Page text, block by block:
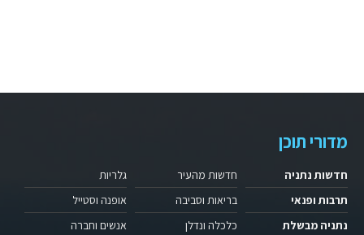
מדורי תוכן
חדשות נתניה
תרבות ופנאי
נתניה מבשלת
חדשות מהעיר
בריאות וסביבה
כלכלה ונדלן
גלריות
אופנה וסטייל
אנשים וחברה